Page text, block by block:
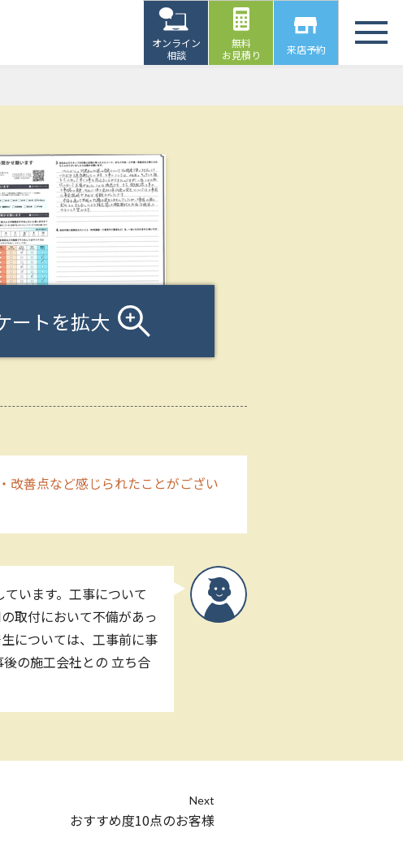
オンライン
相談
無料
お見積り
来店予約
ートを拡大
改善点など感じられたことがござい
います。工事について
取付において不備があっ
については、工事前に事
の施工会社との 立ち合
Next
おすすめ度10点のお客様